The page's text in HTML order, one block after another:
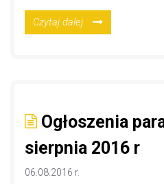
Czytaj dalej
Ogłoszenia
sierpnia 2016 r
06.08.2016 r.